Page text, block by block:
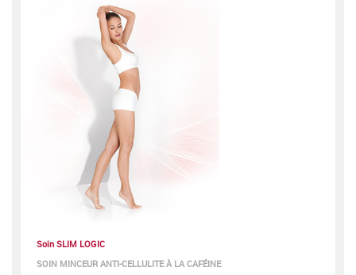
Soin SLIM LOGIC
SOIN MINCEUR ANTI-CELLULITE À LA CAFÉINE